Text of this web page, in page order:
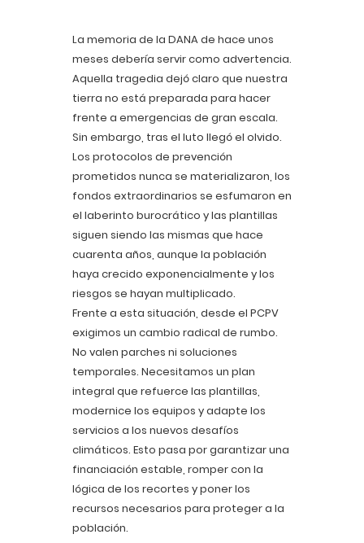
La memoria de la DANA de hace unos
meses debería servir como advertencia.
Aquella tragedia dejó claro que nuestra
tierra no está preparada para hacer
frente a emergencias de gran escala.
Sin embargo, tras el luto llegó el olvido.
Los protocolos de prevención
prometidos nunca se materializaron, los
fondos extraordinarios se esfumaron en
el laberinto burocrático y las plantillas
siguen siendo las mismas que hace
cuarenta años, aunque la población
haya crecido exponencialmente y los
riesgos se hayan multiplicado.
Frente a esta situación, desde el PCPV
exigimos un cambio radical de rumbo.
No valen parches ni soluciones
temporales. Necesitamos un plan
integral que refuerce las plantillas,
modernice los equipos y adapte los
servicios a los nuevos desafíos
climáticos. Esto pasa por garantizar una
financiación estable, romper con la
lógica de los recortes y poner los
recursos necesarios para proteger a la
población.